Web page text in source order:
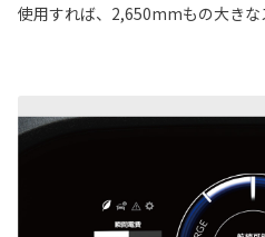
使用すれば、2,650mmもの大きな